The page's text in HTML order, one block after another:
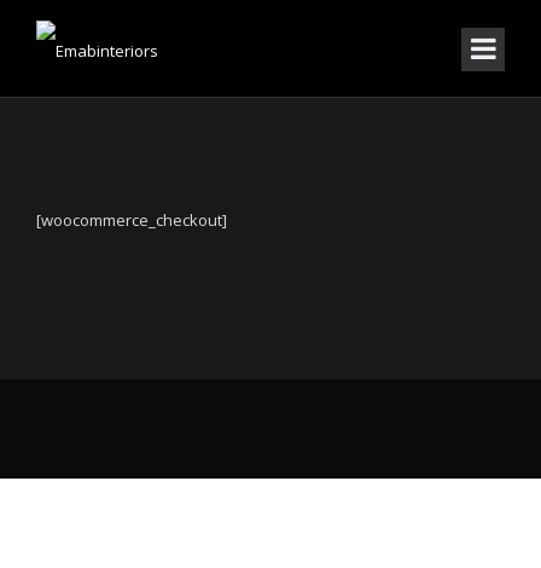
[woocommerce_checkout]